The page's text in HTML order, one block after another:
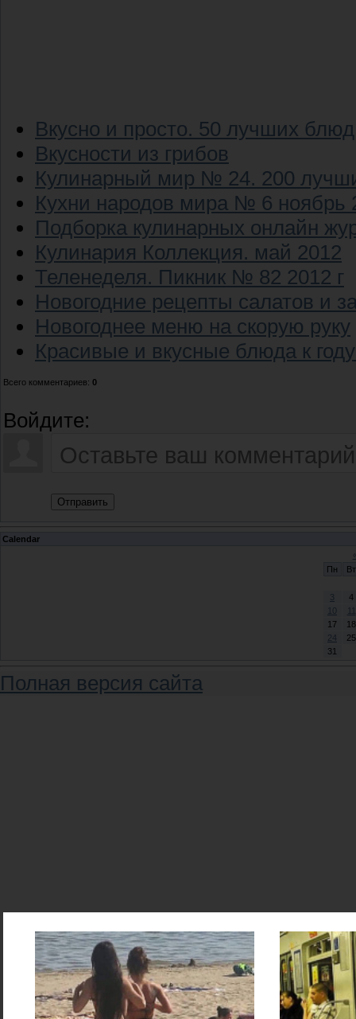
Вкусно и просто. 50 лучших
Вкусности из грибов
Кулинарный мир № 24. 200
Кухни народов мира № 6 ноябрь
Подборка кулинарных онлайн
Кулинария Коллекция. май 2012
Теленеделя. Пикник № 82 2012 г
Новогодние рецепты салатов и
Новогоднее меню на скорую руку
Красивые и вкусные блюда к
Всего комментариев: 0
Войдите:
Отправить
Calendar
Пн
Вт
3
4
10
17
18
24
25
31
Полная версия сайта